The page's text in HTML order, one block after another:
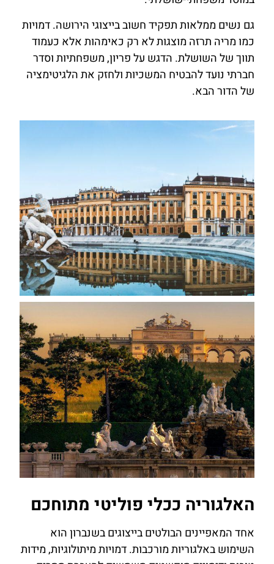
גם נשים ממלאות תפקיד חשוב בייצוגי הירושה. דמויות
כמו מריה תרזה מוצגות לא רק כאימהות אלא כעמוד
תווך של השושלת. הדגש על פריון, משפחתיות וסדר
חברתי נועד להבטיח המשכיות ולחזק את הלגיטימציה
של הדור הבא.
האלגוריה ככלי פוליטי מתוחכם
אחד המאפיינים הבולטים בייצוגים בשנברון הוא
השימוש באלגוריות מורכבות. דמויות מיתולוגיות, מידות